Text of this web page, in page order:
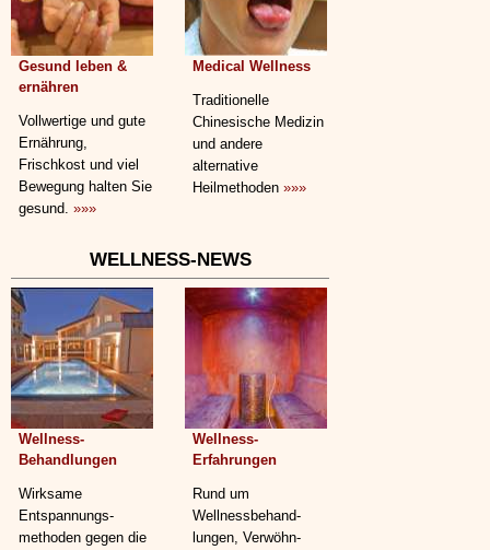
Gesund leben &
ernähren
Vollwertige und gute
Ernährung,
Frischkost und viel
Bewegung halten Sie
gesund. »»»
Medical Wellness
Traditionelle
Chinesische Medizin
und andere
alternative
Heilmethoden »»»
WELLNESS-NEWS
Wellness-
Behandlungen
Wirksame
Entspannungs­
methoden gegen die
Wellness-
Erfahrungen
Rund um
Wellnessbehand­
lungen, Verwöhn-